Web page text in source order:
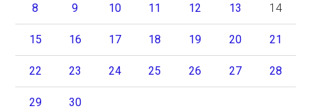
8 9 10 11 12 13 14
15 16 17 18 19 20 21
22 23 24 25 26 27 28
29 30